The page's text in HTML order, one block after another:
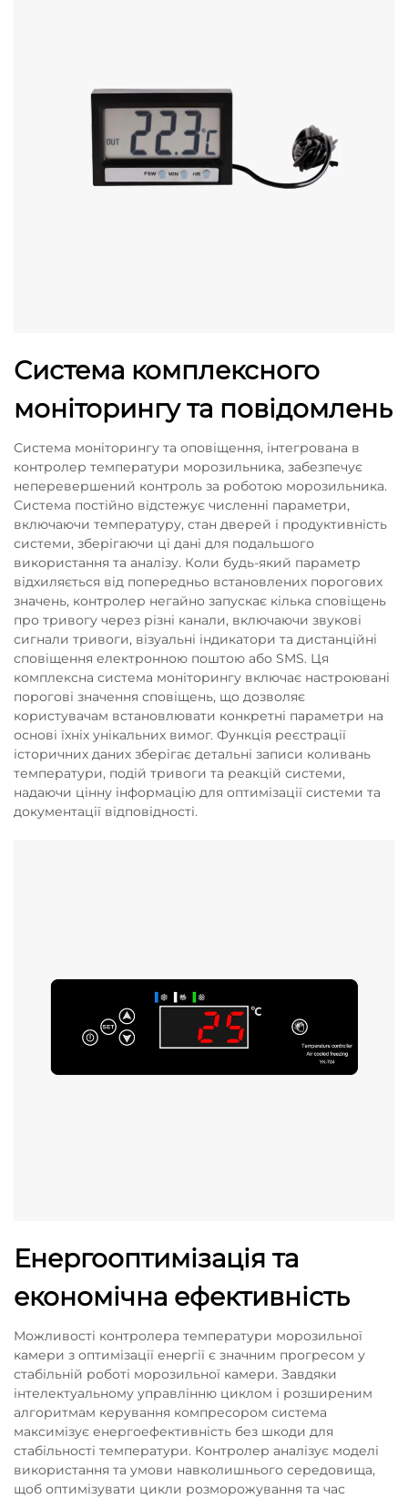
Система комплексного
моніторингу та повідомлень
Система моніторингу та оповіщення, інтегрована в
контролер температури морозильника, забезпечує
неперевершений контроль за роботою морозильника.
Система постійно відстежує численні параметри,
включаючи температуру, стан дверей і продуктивність
системи, зберігаючи ці дані для подальшого
використання та аналізу. Коли будь-який параметр
відхиляється від попередньо встановлених порогових
значень, контролер негайно запускає кілька сповіщень
про тривогу через різні канали, включаючи звукові
сигнали тривоги, візуальні індикатори та дистанційні
сповіщення електронною поштою або SMS. Ця
комплексна система моніторингу включає настроювані
порогові значення сповіщень, що дозволяє
користувачам встановлювати конкретні параметри на
основі їхніх унікальних вимог. Функція реєстрації
історичних даних зберігає детальні записи коливань
температури, подій тривоги та реакцій системи,
надаючи цінну інформацію для оптимізації системи та
документації відповідності.
Енергооптимізація та
економічна ефективність
Можливості контролера температури морозильної
камери з оптимізації енергії є значним прогресом у
стабільній роботі морозильної камери. Завдяки
інтелектуальному управлінню циклом і розширеним
алгоритмам керування компресором система
максимізує енергоефективність без шкоди для
стабільності температури. Контролер аналізує моделі
використання та умови навколишнього середовища,
щоб оптимізувати цикли розморожування та час